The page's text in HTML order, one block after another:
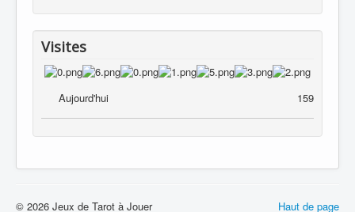
Visites
Aujourd'hui 159
Haut de page
© 2026 Jeux de Tarot à Jouer